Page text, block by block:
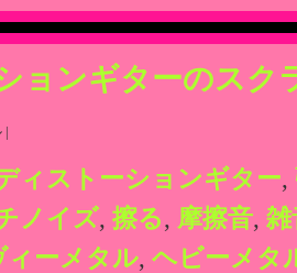
ョンギターのスク
|
ィストーションギター,
ノイズ, 擦る, 摩擦音, 雑
ィーメタル, ヘビーメタ